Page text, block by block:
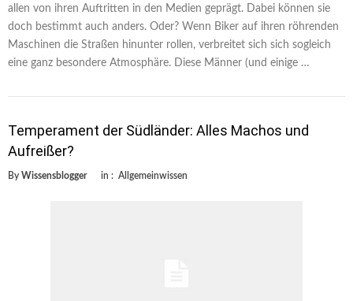
allen von ihren Auftritten in den Medien geprägt. Dabei können sie
doch bestimmt auch anders. Oder? Wenn Biker auf ihren röhrenden
Maschinen die Straßen hinunter rollen, verbreitet sich sich sogleich
eine ganz besondere Atmosphäre. Diese Männer (und einige …
Temperament der Südländer: Alles Machos und
Aufreißer?
By Wissensblogger in : Allgemeinwissen